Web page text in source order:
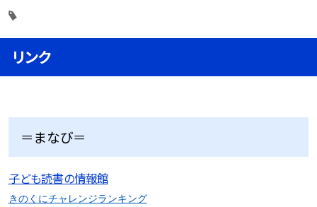
リンク
＝まなび＝
子ども読書の情報館
きのくにチャレンジランキング